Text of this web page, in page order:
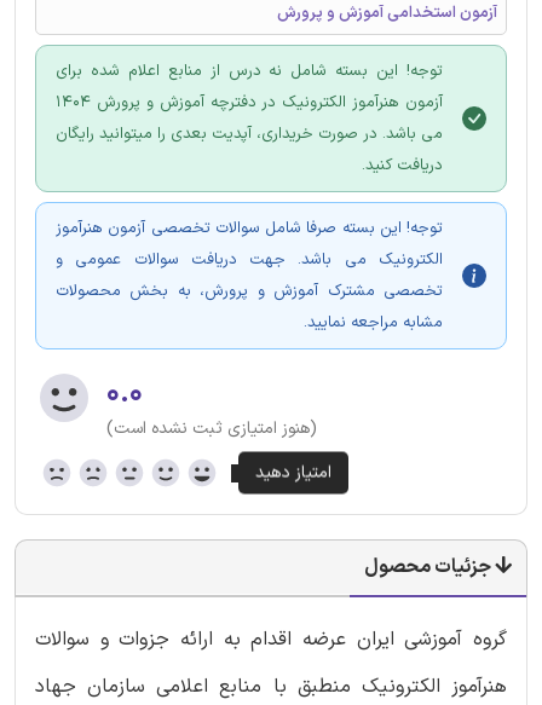
آزمون استخدامی آموزش و پرورش
توجه! این بسته شامل نه درس از منابع اعلام شده برای
آزمون هنرآموز الکترونیک در دفترچه آموزش و پرورش 1404
می باشد. در صورت خریداری، آپدیت بعدی را میتوانید رایگان
دریافت کنید.
توجه! این بسته صرفا شامل سوالات تخصصی آزمون هنرآموز
الکترونیک می باشد. جهت دریافت سوالات عمومی و
تخصصی مشترک آموزش و پرورش، به بخش محصولات
مشابه مراجعه نمایید.
۰.۰
(هنوز امتیازی ثبت نشده است)
جزئیات محصول
گروه آموزشی ایران عرضه اقدام به ارائه جزوات و سوالات
هنرآموز الکترونیک منطبق با منابع اعلامی سازمان جهاد